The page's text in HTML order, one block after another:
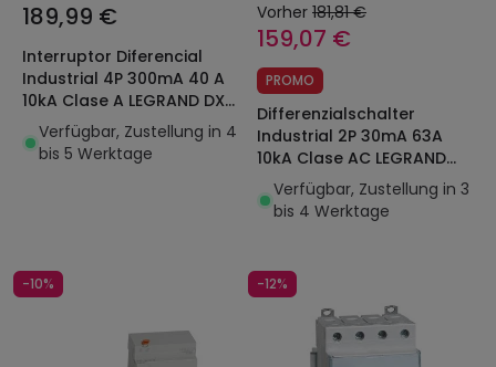
189,99 €
Interruptor Diferencial
Industrial 4P 300mA 40 A
10kA Clase A LEGRAND DX³
411685
Verfügbar, Zustellung in 4
bis 5 Werktage
Vorher 181,81 €
159,07 €
PROMO
Differenzialschalter
Industrial 2P 30mA 63A
10kA Clase AC LEGRAND
DX³ 411506
Verfügbar, Zustellung in 3
bis 4 Werktage
-10% -12%